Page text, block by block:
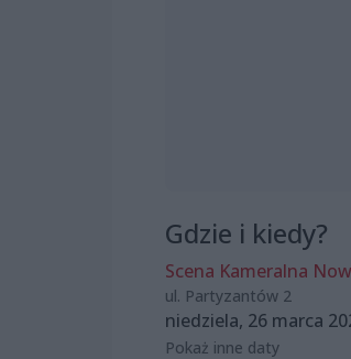
Gdzie i kiedy?
Scena Kameralna
ul. Partyzantów 2
niedziela, 26 marca
Pokaż inne daty